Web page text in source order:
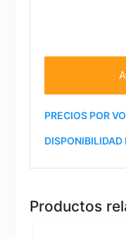
PRECIOS POR
DISPONIBILIDAD
Productos